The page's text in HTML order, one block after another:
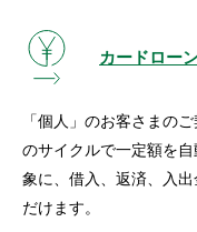
カードロー
「個人」のお客さまの
のサイクルで一定額を
象に、借入、返済、入
だけます。